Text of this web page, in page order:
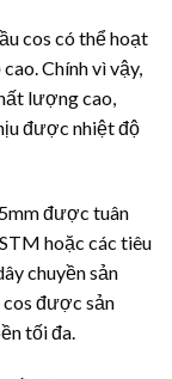
cos có thể hoạt
Chính vì vậy,
lượng cao,
được nhiệt độ
được tuân
hoặc các tiêu
chuyền sản
cos được sản
tối đa.